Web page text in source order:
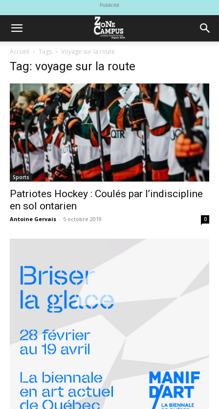
Publicité
Accueil Tags Voyage sur la route
Tag: voyage sur la route
Sports
Patriotes Hockey : Coulés par l’indiscipline
en sol ontarien
Antoine Gervais - 5 octobre 2019 0